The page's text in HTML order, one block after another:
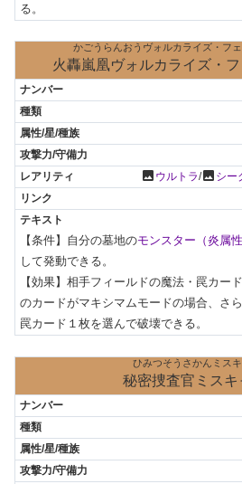
る。
かごうらんおうヴォルカライズ・フェ
火轟嵐凰ヴォルカライズ・フ
photo ウルトラ/photo シー
【条件】自分の墓地のモンスター（炎属性
して発動できる。
【効果】相手フィールドの魔法・罠カー
のカードがマキシマムモードの場合、さ
罠カード１枚を選んで破壊できる。
ひみつそうさかんミスキ
秘密捜査官ミスキ